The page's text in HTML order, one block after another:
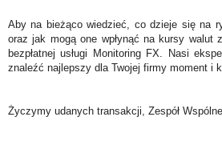
Aby na bieżąco wiedzieć, co dzieje się na
oraz jak mogą one wpłynąć na kursy
bezpłatnej usługi Monitoring FX. Nasi
znaleźć najlepszy dla Twojej firmy moment i
Życzymy udanych transakcji, Zespół